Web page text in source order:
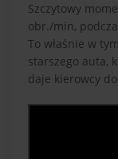
Szczytowy
obr./min,
To właśnie w
starszego auta,
daje kierowcy